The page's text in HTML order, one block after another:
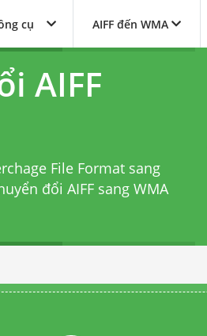
cụ AIFF đến WMA
AIFF
File Format sang
đổi AIFF sang WMA